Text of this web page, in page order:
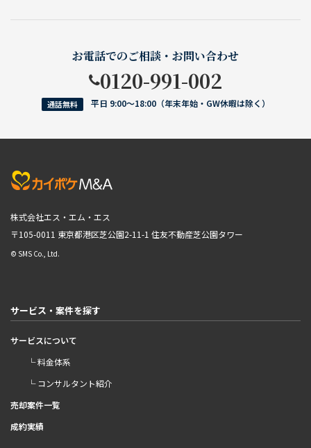
お電話でのご相談・お問い合わせ
0120-991-002
通話無料 平日 9:00〜18:00（年末年始・GW休暇は除く）
株式会社エス・エム・エス
〒105-0011 東京都港区芝公園2-11-1 住友不動産芝公園タワー
© SMS Co., Ltd.
サービス・案件を探す
サービスについて
└ 料金体系
└ コンサルタント紹介
売却案件一覧
成約実績